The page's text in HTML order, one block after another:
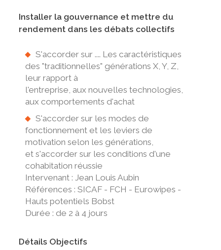
Installer la gouvernance et mettre du
rendement dans les débats collectifs
S'accorder sur .... Les caractéristiques
des "traditionnelles" générations X, Y, Z,
leur rapport à
l'entreprise, aux nouvelles technologies,
aux comportements d'achat
S'accorder sur les modes de
fonctionnement et les leviers de
motivation selon les générations,
et s'accorder sur les conditions d'une
cohabitation réussie
Intervenant : Jean Louis Aubin
Références : SICAF - FCH - Eurowipes -
Hauts potentiels Bobst
Durée : de 2 à 4 jours
Détails Objectifs